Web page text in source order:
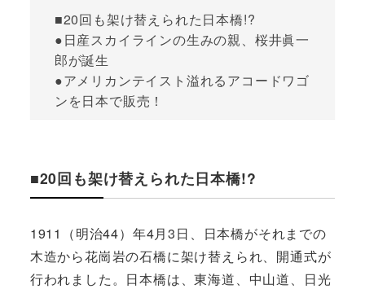
■20回も架け替えられた日本橋!?
●日産スカイラインの生みの親、桜井眞一
郎が誕生
●アメリカンテイスト溢れるアコードワゴ
ンを日本で販売！
■20回も架け替えられた日本橋!?
1911（明治44）年4月3日、日本橋がそれまでの
木造から花崗岩の石橋に架け替えられ、開通式が
行われました。日本橋は、東海道、中山道、日光